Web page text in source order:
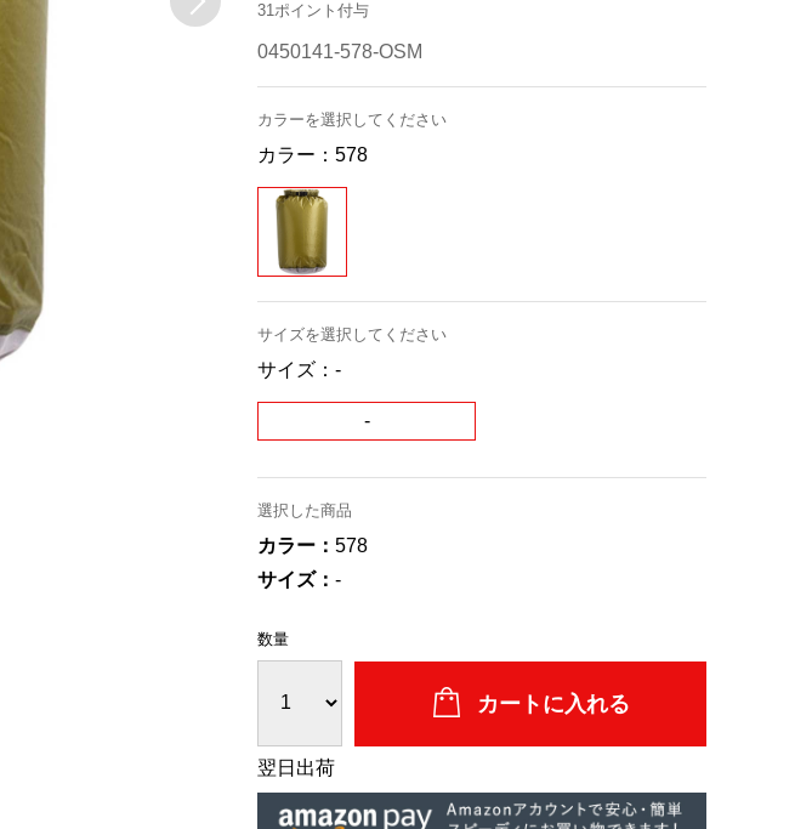
31ポイント付与
0450141-578-OSM
カラーを選択してください
カラー： 578
サイズを選択してください
サイズ： -
-
選択した商品
カラー： 578
サイズ： -
数量
翌日出荷